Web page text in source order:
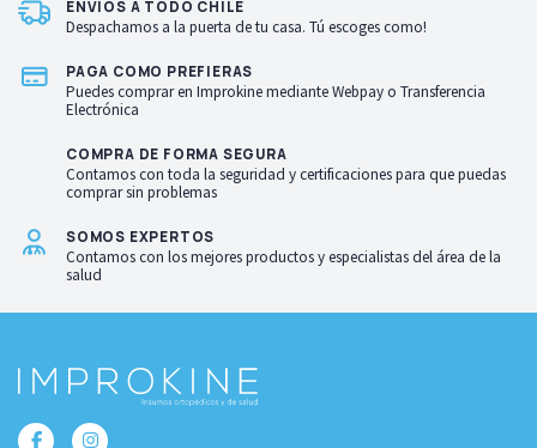
ENVÍOS A TODO CHILE
Despachamos a la puerta de tu casa. Tú escoges como!
PAGA COMO PREFIERAS
Puedes comprar en Improkine mediante Webpay o Transferencia
Electrónica
COMPRA DE FORMA SEGURA
Contamos con toda la seguridad y certificaciones para que puedas
comprar sin problemas
SOMOS EXPERTOS
Contamos con los mejores productos y especialistas del área de la
salud